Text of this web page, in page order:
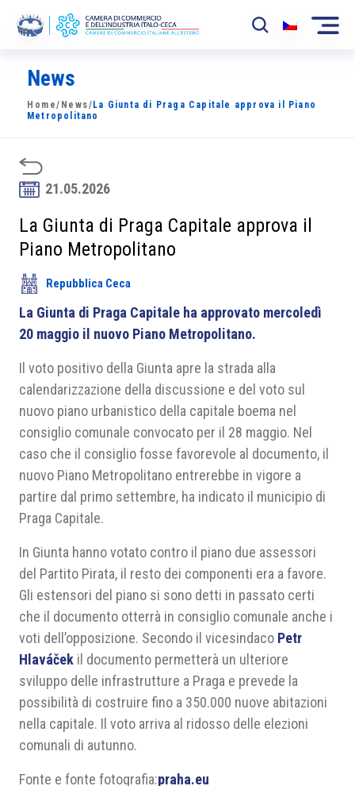
La Camera
News
Sviluppo Mercato
Soci
Partner
Progetti
Area riservata
News
Home/ News/ La Giunta di Praga Capitale approva il Piano
Metropolitano
21.05.2026
La Giunta di Praga Capitale approva il
Piano Metropolitano
Repubblica Ceca
La Giunta di Praga Capitale ha approvato mercoledì
20 maggio il nuovo Piano Metropolitano.
Il voto positivo della Giunta apre la strada alla
calendarizzazione della discussione e del voto sul
nuovo piano urbanistico della capitale boema nel
consiglio comunale convocato per il 28 maggio. Nel
caso che il consiglio fosse favorevole al documento, il
nuovo Piano Metropolitano entrerebbe in vigore a
partire dal primo settembre, ha indicato il municipio di
Praga Capitale.
In Giunta hanno votato contro il piano due assessori
del Partito Pirata, il resto dei componenti era a favore.
Gli estensori del piano si sono detti in passato certi
che il documento otterrà in consiglio comunale anche i
voti dell’opposizione. Secondo il vicesindaco Petr
Hlaváček il documento permetterà un ulteriore
sviluppo delle infrastrutture a Praga e prevede la
possibilità di costruire fino a 350.000 nuove abitazioni
nella capitale. Il voto arriva al ridosso delle elezioni
comunali di autunno.
Fonte e fonte fotografia:praha.eu